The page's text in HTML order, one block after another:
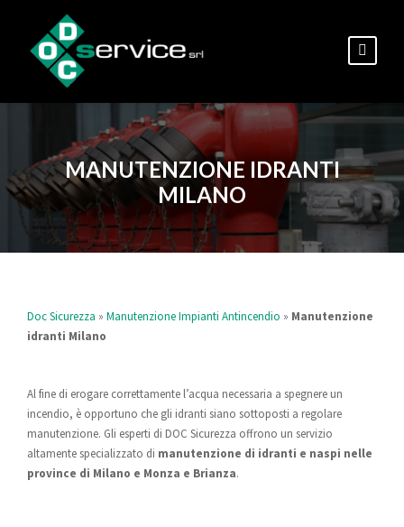
MANUTENZIONE IDRANTI
MILANO
Doc Sicurezza » Manutenzione Impianti Antincendio » Manutenzione
idranti Milano
Al fine di erogare correttamente l’acqua necessaria a spegnere un
incendio, è opportuno che gli idranti siano sottoposti a regolare
manutenzione. Gli esperti di DOC Sicurezza offrono un servizio
altamente specializzato di manutenzione di idranti e naspi nelle
province di Milano e Monza e Brianza.